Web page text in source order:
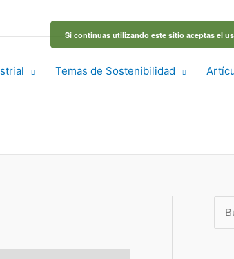
Temas de Sostenibilidad
u
Si continuas utilizando este sitio aceptas el